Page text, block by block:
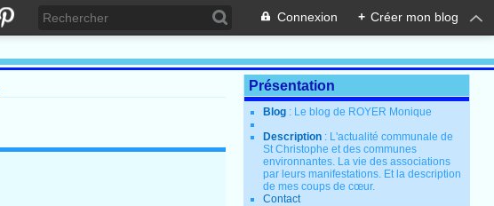
Connexion + Créer mon blog
Présentation
Blog : Le blog de ROYER Monique
Description : L'actualité communale de
St Christophe et des communes
environnantes. La vie des associations
par leurs manifestations. Et la description
de mes coups de cœur.
Contact